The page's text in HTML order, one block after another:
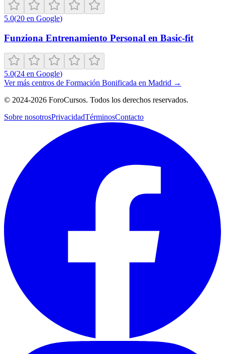
5.0(20 en Google)
Funziona Entrenamiento Personal en Basic-fit
5.0(24 en Google)
Ver más centros de Formación Bonificada en Madrid →
© 2024-2026 ForoCursos. Todos los derechos reservados.
Sobre nosotrosPrivacidadTérminosContacto